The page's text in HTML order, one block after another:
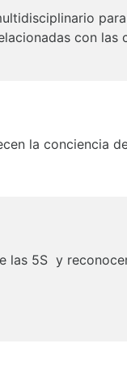
con las
la conciencia
las 5S y